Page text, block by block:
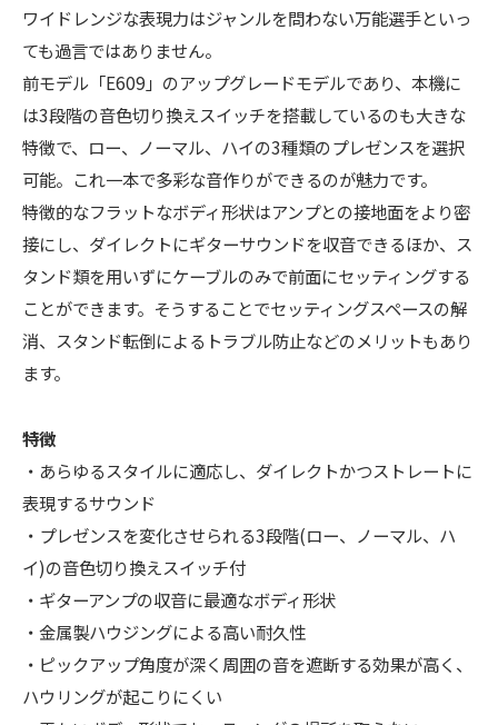
ワイドレンジな表現力はジャンルを問わない万能選手といっ
ても過言ではありません。
前モデル「E609」のアップグレードモデルであり、本機に
は3段階の音色切り換えスイッチを搭載しているのも大きな
特徴で、ロー、ノーマル、ハイの3種類のプレゼンスを選択
可能。これ一本で多彩な音作りができるのが魅力です。
特徴的なフラットなボディ形状はアンプとの接地面をより密
接にし、ダイレクトにギターサウンドを収音できるほか、ス
タンド類を用いずにケーブルのみで前面にセッティングする
ことができます。そうすることでセッティングスペースの解
消、スタンド転倒によるトラブル防止などのメリットもあり
ます。
特徴
・あらゆるスタイルに適応し、ダイレクトかつストレートに
表現するサウンド
・プレゼンスを変化させられる3段階(ロー、ノーマル、ハ
イ)の音色切り換えスイッチ付
・ギターアンプの収音に最適なボディ形状
・金属製ハウジングによる高い耐久性
・ピックアップ角度が深く周囲の音を遮断する効果が高く、
ハウリングが起こりにくい